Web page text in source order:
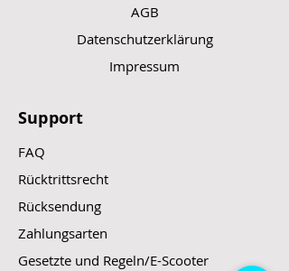
AGB
Datenschutzerklärung
Impressum
Support
FAQ
Rücktrittsrecht
Rücksendung
Zahlungsarten
Gesetzte und Regeln/E-Scooter